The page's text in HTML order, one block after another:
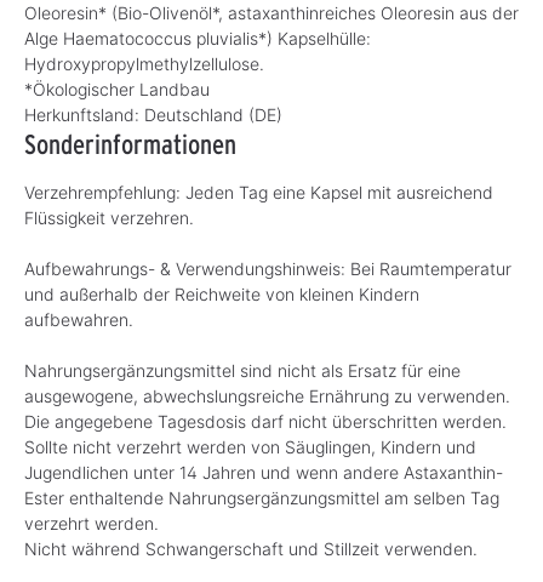
Oleoresin* (Bio-Olivenöl*, astaxanthinreiches Oleoresin aus der
Alge Haematococcus pluvialis*) Kapselhülle:
Hydroxypropylmethylzellulose.
*Ökologischer Landbau
Herkunftsland: Deutschland (DE)
Sonderinformationen
Verzehrempfehlung: Jeden Tag eine Kapsel mit ausreichend
Flüssigkeit verzehren.
Aufbewahrungs- & Verwendungshinweis: Bei Raumtemperatur
und außerhalb der Reichweite von kleinen Kindern
aufbewahren.
Nahrungsergänzungsmittel sind nicht als Ersatz für eine
ausgewogene, abwechslungsreiche Ernährung zu verwenden.
Die angegebene Tagesdosis darf nicht überschritten werden.
Sollte nicht verzehrt werden von Säuglingen, Kindern und
Jugendlichen unter 14 Jahren und wenn andere Astaxanthin-
Ester enthaltende Nahrungsergänzungsmittel am selben Tag
verzehrt werden.
Nicht während Schwangerschaft und Stillzeit verwenden.